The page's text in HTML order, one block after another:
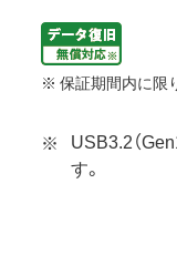
※ 保証期間内に限
USB3.2（
す。